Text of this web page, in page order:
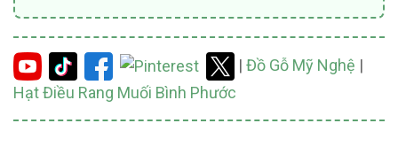
| Đồ Gỗ Mỹ Nghệ |
Hạt Điều Rang Muối Bình Phước